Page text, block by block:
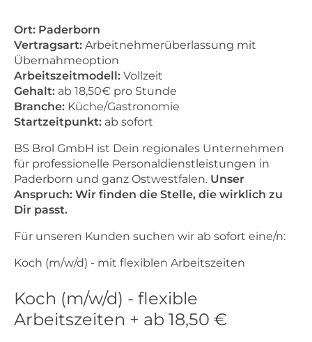
Ort: Paderborn
Vertragsart: Arbeitnehmerüberlassung mit
Übernahmeoption
Arbeitszeitmodell: Vollzeit
Gehalt: ab 18,50€ pro Stunde
Branche: Küche/Gastronomie
Startzeitpunkt: ab sofort
BS Brol GmbH ist Dein regionales Unternehmen
für professionelle Personaldienstleistungen in
Paderborn und ganz Ostwestfalen. Unser
Anspruch: Wir finden die Stelle, die wirklich zu
Dir passt.
Für unseren Kunden suchen wir ab sofort eine/n:
Koch (m/w/d) - mit flexiblen Arbeitszeiten
Koch (m/w/d) - flexible
Arbeitszeiten + ab 18,50 €